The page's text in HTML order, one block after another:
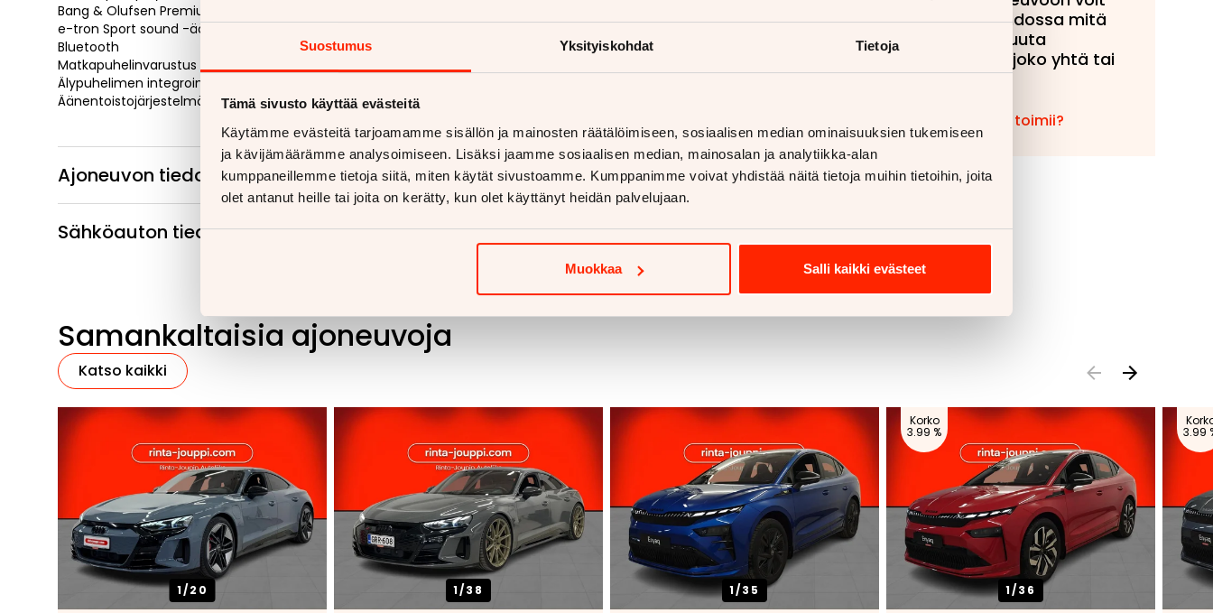
Suostumus Yksityiskohdat Tietoja
Tämä sivusto käyttää evästeitä
Käytämme evästeitä tarjoamamme sisällön ja mainosten räätälöimiseen, sosiaalisen median ominaisuuksien tukemiseen
ja kävijämäärämme analysoimiseen. Lisäksi jaamme sosiaalisen median, mainosalan ja analytiikka-alan
kumppaneillemme tietoja siitä, miten käytät sivustoamme. Kumppanimme voivat yhdistää näitä tietoja muihin tietoihin, joita
olet antanut heille tai joita on kerätty, kun olet käyttänyt heidän palvelujaan.
Muokkaa Salli kaikki evästeet
Bang & Olufsen Premium 3D Sound System
e-tron Sport sound -äänijärjestelmä
Bluetooth
Matkapuhelinvarustus
Älypuhelimen integrointi
Äänentoistojärjestelmä
050 525 0657. Minut tavoittaa
myös WhatsAppillahttps://wa.me/358505250657
Ajoneuvon tiedot
Sähköauton tiedot
tarjota vaihdossa mitä
tahansa muuta
ajoneuvoa, joko yhtä tai
useampaa!
Miten vaihto toimii?
Samankaltaisia ajoneuvoja
Katso kaikki
1/20 1/38 1/35
Korko
3.99 %
1/36
3.99